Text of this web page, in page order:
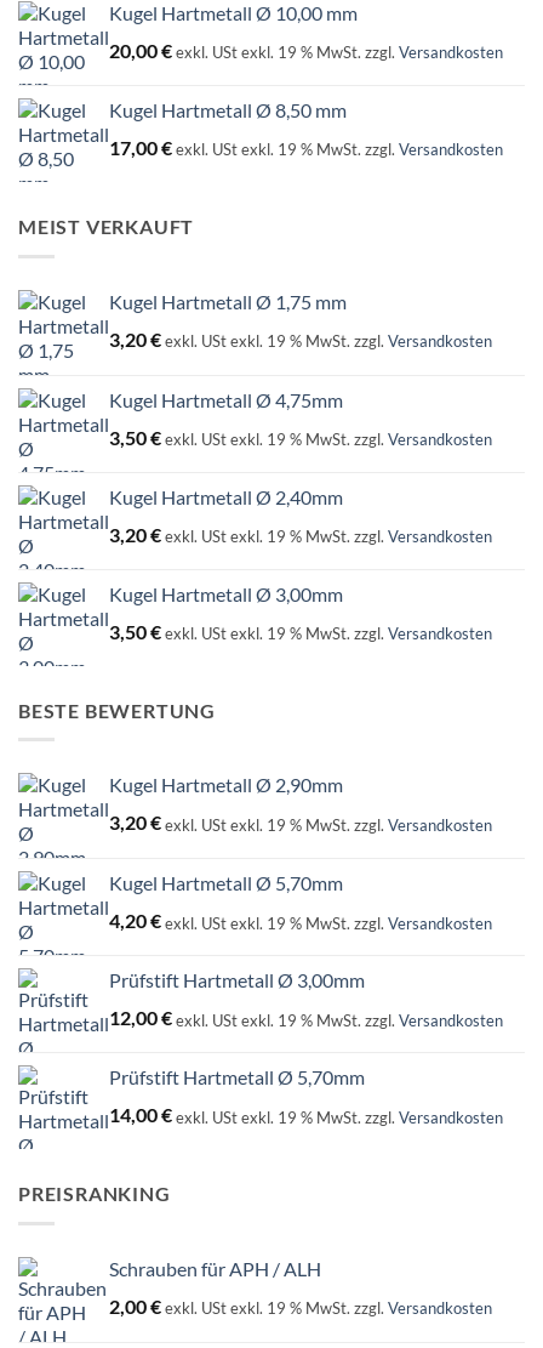
Kugel Hartmetall Ø 10,00 mm
20,00€exkl. UStexkl. 19 % MwSt. zzgl. Versandkosten
Kugel Hartmetall Ø 8,50 mm
17,00€exkl. UStexkl. 19 % MwSt. zzgl. Versandkosten
MEIST VERKAUFT
Kugel Hartmetall Ø 1,75 mm
3,20€exkl. UStexkl. 19 % MwSt. zzgl. Versandkosten
Kugel Hartmetall Ø 4,75mm
3,50€exkl. UStexkl. 19 % MwSt. zzgl. Versandkosten
Kugel Hartmetall Ø 2,40mm
3,20€exkl. UStexkl. 19 % MwSt. zzgl. Versandkosten
Kugel Hartmetall Ø 3,00mm
3,50€exkl. UStexkl. 19 % MwSt. zzgl. Versandkosten
BESTE BEWERTUNG
Kugel Hartmetall Ø 2,90mm
3,20€exkl. UStexkl. 19 % MwSt. zzgl. Versandkosten
Kugel Hartmetall Ø 5,70mm
4,20€exkl. UStexkl. 19 % MwSt. zzgl. Versandkosten
Prüfstift Hartmetall Ø 3,00mm
12,00€exkl. UStexkl. 19 % MwSt. zzgl. Versandkosten
Prüfstift Hartmetall Ø 5,70mm
14,00€exkl. UStexkl. 19 % MwSt. zzgl. Versandkosten
PREISRANKING
Schrauben für APH / ALH
2,00€exkl. UStexkl. 19 % MwSt. zzgl. Versandkosten